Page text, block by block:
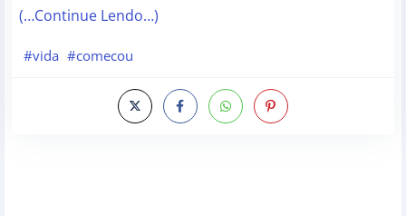
(…Continue Lendo…)
#vida #comecou